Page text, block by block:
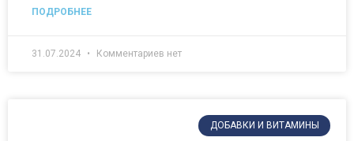
ПОДРОБНЕЕ
31.07.2024 Комментариев нет
ДОБАВКИ И ВИТАМИНЫ